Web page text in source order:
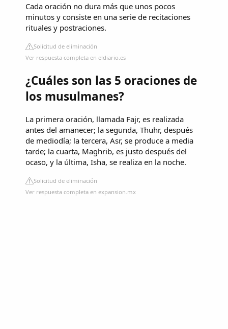
Cada oración no dura más que unos pocos
minutos y consiste en una serie de recitaciones
rituales y postraciones.
Solicitud de eliminación
Ver respuesta completa en eldiario.es
¿Cuáles son las 5 oraciones de
los musulmanes?
La primera oración, llamada Fajr, es realizada
antes del amanecer; la segunda, Thuhr, después
de mediodía; la tercera, Asr, se produce a media
tarde; la cuarta, Maghrib, es justo después del
ocaso, y la última, Isha, se realiza en la noche.
Solicitud de eliminación
Ver respuesta completa en expansion.mx